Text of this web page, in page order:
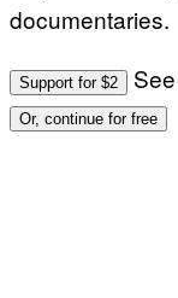
documentaries.
Support for $2
Or, continue for free